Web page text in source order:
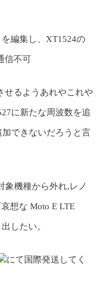
編集し、XT1524の
信不可
せるようあれやこれや
に新たな周波数を追
できないだろうと言
象機種から外れ,レノ
想な Moto E LTE
したい。
にて国際発送してく